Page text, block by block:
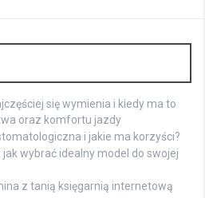
się wymienia i kiedy ma to
oraz komfortu jazdy
i jakie ma korzyści?
wybrać idealny model do swojej
z tanią księgarnią internetową